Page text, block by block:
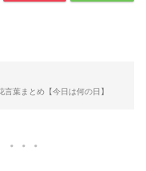
葉まとめ【今日は何の日】